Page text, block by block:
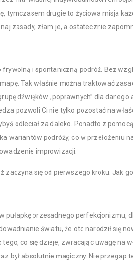
tymczasem drugie to życiowa misja
zasady, złam je, a ostatecznie
i spontaniczną podróż. Bez
Tak właśnie można traktować
dźwięków „poprawnych” dla danego
pozwoli Ci nie tylko pozostać na
odleciał za daleko. Ponadto z
wariantów podróży, co w przełożeniu
improwizacji.
zaczyna się od pierwszego kroku. Jak
pułapkę przesadnego perfekcjonizmu,
światu, że oto narodził się
co się dzieje, zwracając uwagę na
był absolutnie magiczny. Nie przegap